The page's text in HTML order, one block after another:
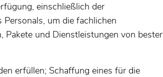
einschließlich der
um die fachlichen
Pakete und Dienstleistungen von bester
erfüllen; Schaffung eines für die